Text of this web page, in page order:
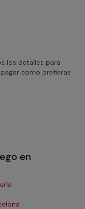
los detalles para
como prefieras
en